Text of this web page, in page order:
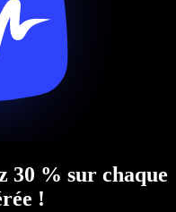
30 % sur chaque
!